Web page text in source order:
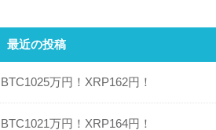
最近の投稿
BTC1025万円！XRP162円！
BTC1021万円！XRP164円！